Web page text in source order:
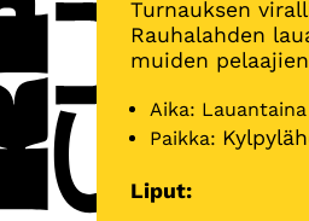
Turnauksen
Rauhalahden
muiden
Aika:
Paikka:
Liput: